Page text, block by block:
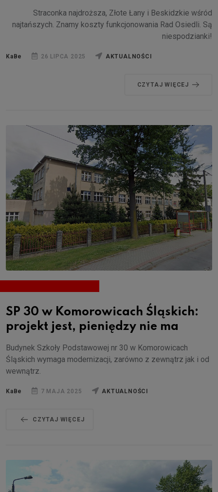
Straconka najdroższa, Złote Łany i Beskidzkie wśród
najtańszych. Znamy koszty funkcjonowania Rad Osiedli. Są
niespodzianki!
KaBe 26 LIPCA 2025 AKTUALNOŚCI
CZYTAJ WIĘCEJ
SP 30 w Komorowicach Śląskich:
projekt jest, pieniędzy nie ma
Budynek Szkoły Podstawowej nr 30 w Komorowicach
Śląskich wymaga modernizacji, zarówno z zewnątrz jak i od
wewnątrz.
KaBe 7 MAJA 2025 AKTUALNOŚCI
CZYTAJ WIĘCEJ